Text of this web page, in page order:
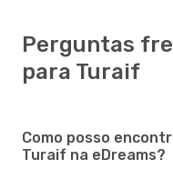
Perguntas
para Turaif
Como posso
Turaif na eDreams?